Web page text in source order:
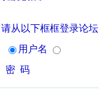
请从以下框框登录论坛
用户名
密 码